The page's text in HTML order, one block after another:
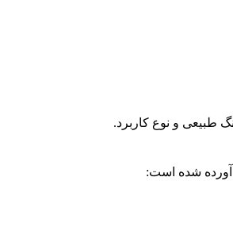
طبیعی و نوع کاربرد.